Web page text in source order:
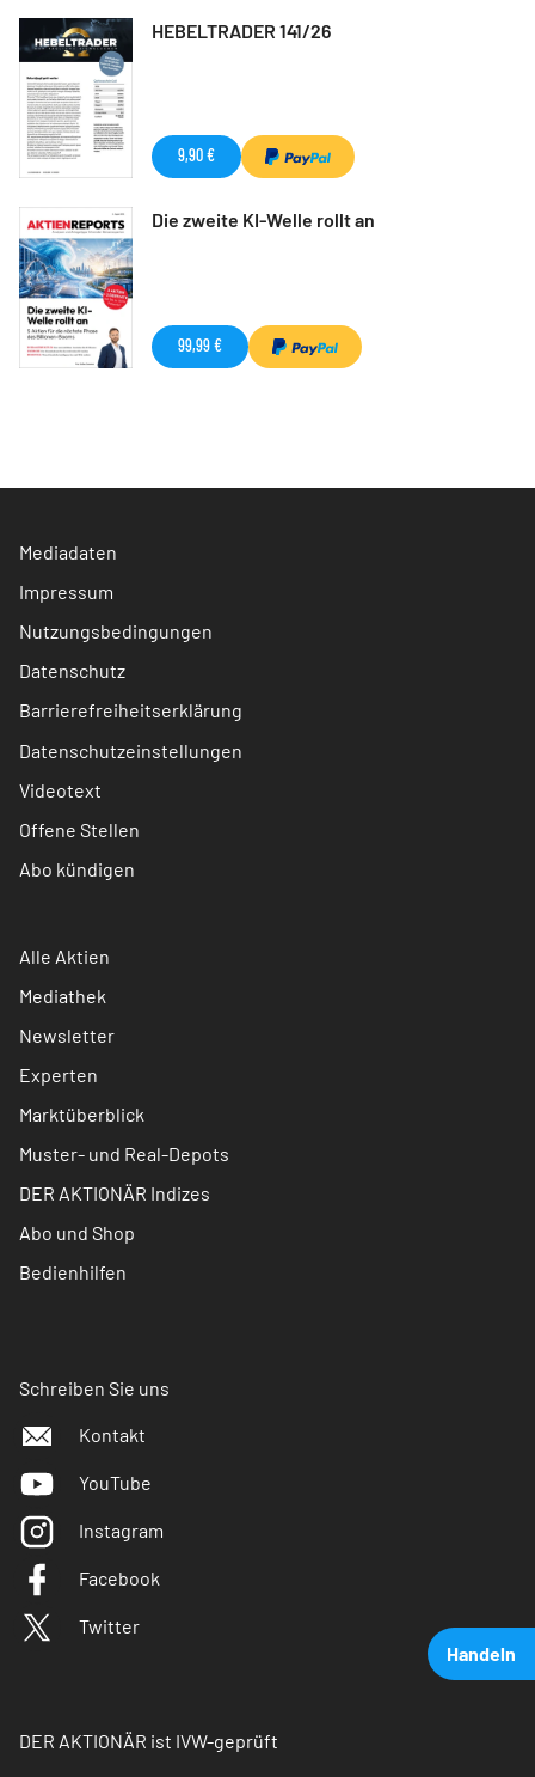
Handeln
HEBELTRADER 141/26
9,90 €
Die zweite KI-Welle rollt an
99,99 €
Mediadaten
Impressum
Nutzungsbedingungen
Datenschutz
Barrierefreiheitserklärung
Datenschutzeinstellungen
Videotext
Offene Stellen
Abo kündigen
Alle Aktien
Mediathek
Newsletter
Experten
Marktüberblick
Muster- und Real-Depots
DER AKTIONÄR Indizes
Abo und Shop
Bedienhilfen
Schreiben Sie uns
Kontakt
YouTube
Instagram
Facebook
Twitter
DER AKTIONÄR ist IVW-geprüft